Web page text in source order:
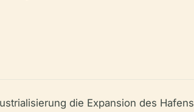
die Expansion des